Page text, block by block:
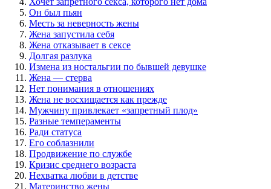
Он был пьян
Месть за неверность жены
Жена запустила себя
Жена отказывает в сексе
Долгая разлука
Измена из ностальгии по бывшей девушке
Жена — стерва
Нет понимания в отношениях
Жена не восхищается как прежде
Мужчину привлекает «запретный плод»
Разные темпераменты
Ради статуса
Его соблазнили
Продвижение по службе
Кризис среднего возраста
Нехватка любви в детстве
Материнство жены